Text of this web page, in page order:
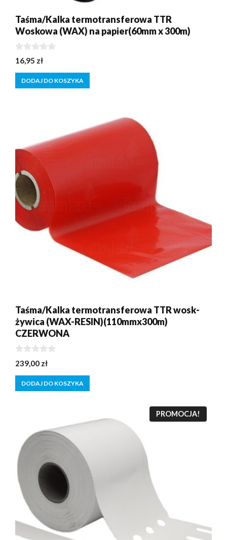
Taśma/Kalka termotransferowa TTR
Woskowa (WAX) na papier(60mm x 300m)
0
z
5
16,95 zł
DODAJ DO KOSZYKA
Taśma/Kalka termotransferowa TTR wosk-
żywica (WAX-RESIN)(110mmx300m)
CZERWONA
0
z
5
239,00 zł
DODAJ DO KOSZYKA
PROMOCJA!